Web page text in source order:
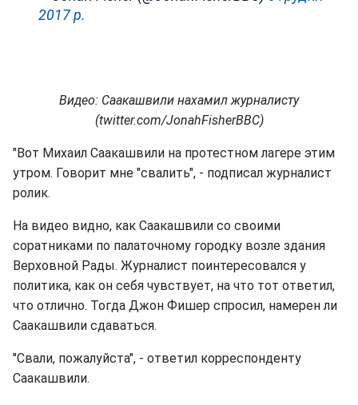
2017 р.
Видео: Саакашвили нахамил журналисту
(twitter.com/JonahFisherBBC)
"Вот Михаил Саакашвили на протестном лагере этим
утром. Говорит мне "свалить", - подписал журналист
ролик.
На видео видно, как Саакашвили со своими
соратниками по палаточному городку возле здания
Верховной Рады. Журналист поинтересовался у
политика, как он себя чувствует, на что тот ответил,
что отлично. Тогда Джон Фишер спросил, намерен ли
Саакашвили сдаваться.
"Свали, пожалуйста", - ответил корреспонденту
Саакашвили.